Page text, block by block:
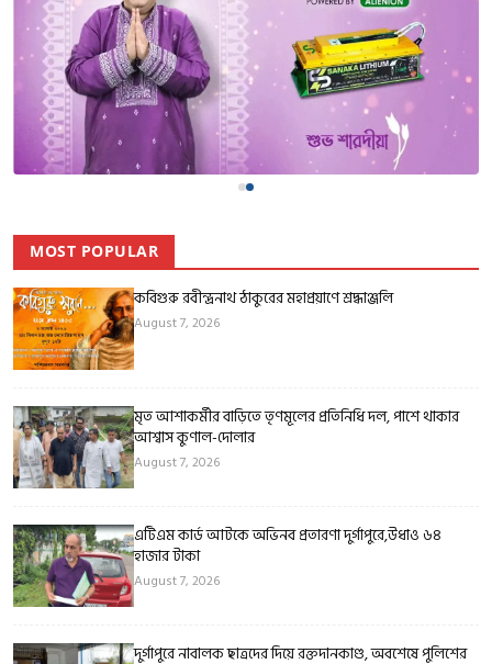
MOST POPULAR
কবিগুরু রবীন্দ্রনাথ ঠাকুরের মহাপ্রয়াণে শ্রদ্ধাঞ্জলি
August 7, 2026
মৃত আশাকর্মীর বাড়িতে তৃণমূলের প্রতিনিধি দল, পাশে থাকার
আশ্বাস কুণাল-দোলার
August 7, 2026
এটিএম কার্ড আটকে অভিনব প্রতারণা দুর্গাপুরে,উধাও ৬৪
হাজার টাকা
August 7, 2026
দুর্গাপুরে নাবালক ছাত্রদের দিয়ে রক্তদানকাণ্ড, অবশেষে পুলিশের